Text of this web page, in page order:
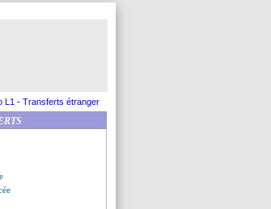
L1 - Transferts étranger